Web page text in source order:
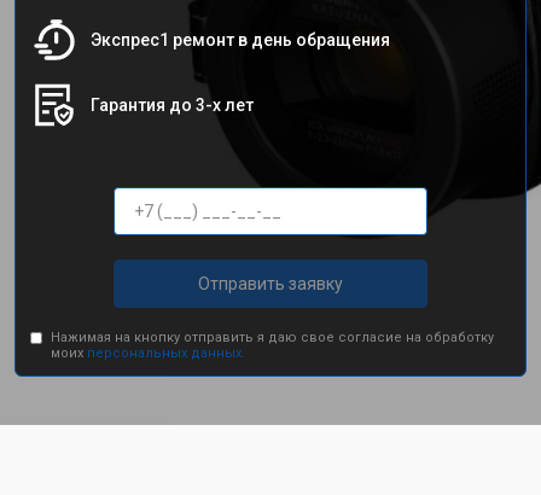
Экспрес1 ремонт в день обращения
Гарантия до 3-х лет
Отправить заявку
Нажимая на кнопку отправить я даю свое согласие на обработку
моих персональных данных.